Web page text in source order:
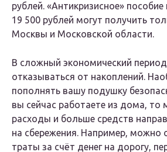
рублей. «Антикризисное»
19 500 рублей могут получить
Москвы и Московской области.
В сложный экономический
отказываться от накоплений.
пополнять вашу подушку
вы сейчас работаете из дома, то
расходы и больше средств
на сбережения. Например, можно
траты за счёт денег на дорогу,